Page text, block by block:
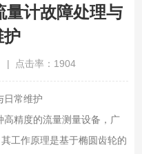
量计故障处理与
护
| 点击率：1904
日常维护
精度的流量测量设备，广
工作原理是基于椭圆齿轮的